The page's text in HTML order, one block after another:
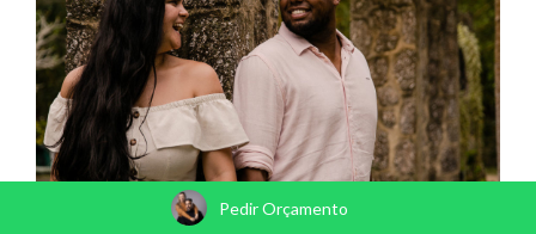
Pedir Orçamento